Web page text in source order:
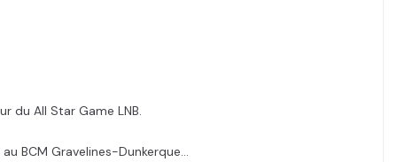
du All Star Game LNB.
BCM Gravelines-Dunkerque…